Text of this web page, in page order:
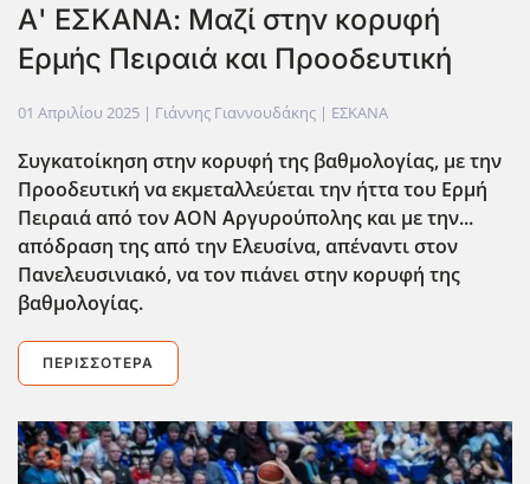
Α' ΕΣΚΑΝΑ: Μαζί στην κορυφή
Ερμής Πειραιά και Προοδευτική
01 Απριλίου 2025 | Γιάννης Γιαννουδάκης | ΕΣΚΑΝΑ
Συγκατοίκηση στην κορυφή της βαθμολογίας, με την
Προοδευτική να εκμεταλλεύεται την ήττα του Ερμή
Πειραιά από τον ΑΟΝ Αργυρούπολης και με την...
απόδραση της από την Ελευσίνα, απέναντι στον
Πανελευσινιακό, να τον πιάνει στην κορυφή της
βαθμολογίας.
ΠΕΡΙΣΣΌΤΕΡΑ